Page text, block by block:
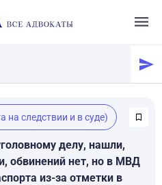
на следствии и в суде)
делу, нашли,
обвинений нет, но в МВД
из-за отметки в